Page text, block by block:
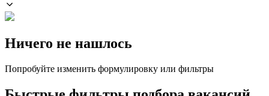
Ничего не нашлось
Попробуйте изменить формулировку или фильтры